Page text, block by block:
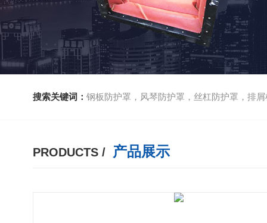
搜索关键词： 钢板防护罩，风琴防护罩，丝杠防护罩，排屑机
PRODUCTS / 产品展示